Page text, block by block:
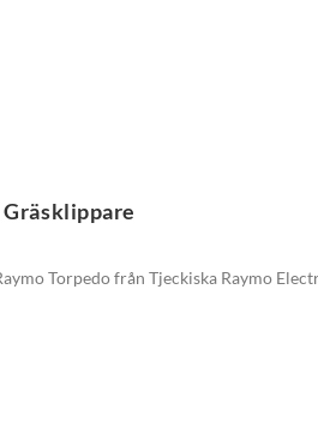
Torpedo från Tjeckiska Raymo